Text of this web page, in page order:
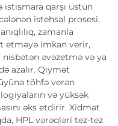
istismara qarşı üstün
istehsal prosesi,
zamanla
etməyə imkan verir,
əvəzetmə və ya
azalır. Qiymət
töhfə verən
və yüksək
əks etdirir. Xidmət
HPL vərəqləri tez-tez